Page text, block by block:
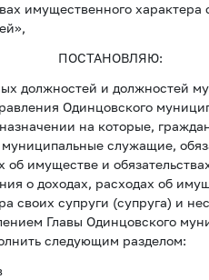
имущественного характера
ПОСТАНОВЛЯЮ:
должностей и должностей
Одинцовского
на которые,
служащие,
об имуществе и
о доходах, расходах об
своих супруги (супруга) и
Главы Одинцовского
следующим разделом: